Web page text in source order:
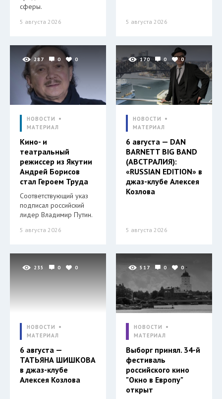
сферы.
5 августа 2026 5 августа 2026
287 0 0
НОВОСТИ
МАТЕРИАЛ
Кино- и
театральный
режиссер из Якутии
Андрей Борисов
стал Героем Труда
Соответствующий указ
подписал российский
лидер Владимир Путин.
5 августа 2026
170 0 0
НОВОСТИ
МАТЕРИАЛ
6 августа — DAN
BARNETT BIG BAND
(АВСТРАЛИЯ):
«RUSSIAN EDITION» в
джаз-клубе Алексея
Козлова
5 августа 2026
235 0 0
НОВОСТИ
МАТЕРИАЛ
6 августа —
ТАТЬЯНА ШИШКОВА
в джаз-клубе
Алексея Козлова
517 0 0
НОВОСТИ
МАТЕРИАЛ
Выборг принял. 34-й
фестиваль
российского кино
"Окно в Европу"
открыт